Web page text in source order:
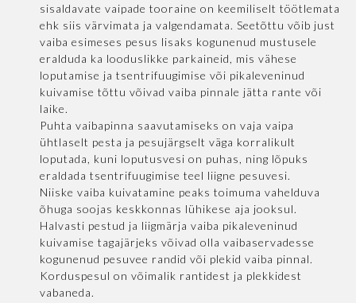
sisaldavate vaipade tooraine on keemiliselt töötlemata
ehk siis värvimata ja valgendamata. Seetõttu võib just
vaiba esimeses pesus lisaks kogunenud mustusele
eralduda ka looduslikke parkaineid, mis vähese
loputamise ja tsentrifuugimise või pikaleveninud
kuivamise tõttu võivad vaiba pinnale jätta rante või
laike.
Puhta vaibapinna saavutamiseks on vaja vaipa
ühtlaselt pesta ja pesujärgselt väga korralikult
loputada, kuni loputusvesi on puhas, ning lõpuks
eraldada tsentrifuugimise teel liigne pesuvesi.
Niiske vaiba kuivatamine peaks toimuma vahelduva
õhuga soojas keskkonnas lühikese aja jooksul.
Halvasti pestud ja liigmärja vaiba pikaleveninud
kuivamise tagajärjeks võivad olla vaibaservadesse
kogunenud pesuvee randid või plekid vaiba pinnal.
Korduspesul on võimalik rantidest ja plekkidest
vabaneda.